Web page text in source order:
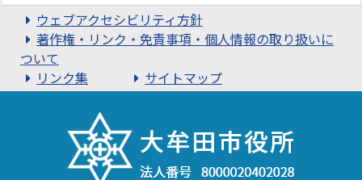
ウェブアクセシビリティ方針
著作権・リンク・免責事項・個人情報の取り扱いに
ついて
リンク集
サイトマップ